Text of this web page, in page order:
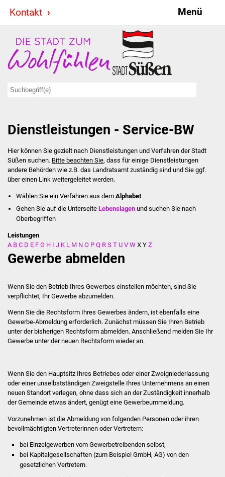
Kontakt Menü
Stadt & Politik
Bürgermeister
Ausschüsse
Ratsinformationssystem
Jugendbeirat
Summerrockfestival
Stadtverwaltung
Stellenangebote
Kontakt
Ortsrecht
Stadtinfo
Dienstleistungen - Service-BW
Hier können Sie gezielt nach Dienstleistungen und Verfahren der Stadt
Süßen suchen. Bitte beachten Sie, dass für einige Dienstleistungen
andere Behörden wie z.B. das Landratsamt zuständig sind und Sie ggf.
über einen Link weitergeleitet werden.
Wählen Sie ein Verfahren aus dem Alphabet
Gehen Sie auf die UnterseiteLebenslagen und suchen Sie nach
Oberbegriffen
Leistungen
A B C D E F G H I J K L M N O P Q R S T U V W X Y Z
Gewerbe abmelden
Wenn Sie den Betrieb Ihres Gewerbes einstellen möchten, sind Sie
verpflichtet, Ihr Gewerbe abzumelden.
Wenn Sie die Rechtsform Ihres Gewerbes ändern, ist ebenfalls eine
Gewerbe-Abmeldung erforderlich. Zunächst müssen Sie Ihren Betrieb
unter der bisherigen Rechtsform abmelden. Anschließend melden Sie Ihr
Gewerbe unter der neuen Rechtsform wieder an.
Wenn Sie den Hauptsitz Ihres Betriebes oder einer Zweigniederlassung
oder einer unselbstständigen Zweigstelle Ihres Unternehmens an einen
neuen Standort verlegen, ohne dass sich an der Zuständigkeit innerhalb
der Gemeinde etwas ändert, genügt eine Gewerbeummeldung.
Vorzunehmen ist die Abmeldung von folgenden Personen oder ihren
bevollmächtigten Vertreterinnen oder Vertretern:
bei Einzelgewerben vom Gewerbetreibenden selbst,
bei Kapitalgesellschaften (zum Beispiel GmbH, AG) von den
gesetzlichen Vertretern.